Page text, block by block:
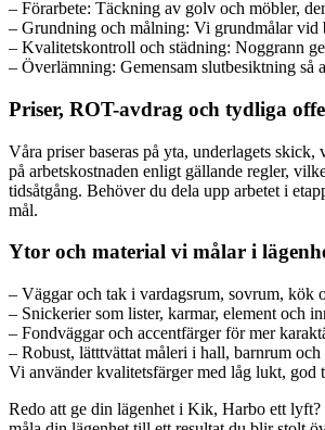
– Förarbete: Täckning av golv och möbler,
– Grundning och målning: Vi grundmålar vid
– Kvalitetskontroll och städning: Noggrann
– Överlämning: Gemensam slutbesiktning så
Priser, ROT-avdrag och tydliga
Våra priser baseras på yta, underlagets
på arbetskostnaden enligt gällande regler,
tidsåtgång. Behöver du dela upp arbetet i
mål.
Ytor och material vi målar i
– Väggar och tak i vardagsrum, sovrum, kök
– Snickerier som lister, karmar, element och
– Fondväggar och accentfärger för mer
– Robust, lätttvättat måleri i hall, barnrum
Vi använder kvalitetsfärger med låg lukt,
Redo att ge din lägenhet i Kik, Harbo ett